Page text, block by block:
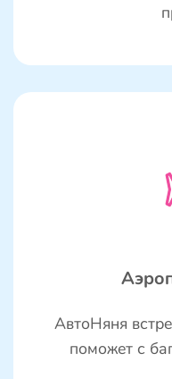
АвтоНяня
поможет с